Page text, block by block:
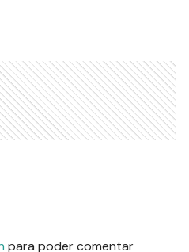
para poder comentar